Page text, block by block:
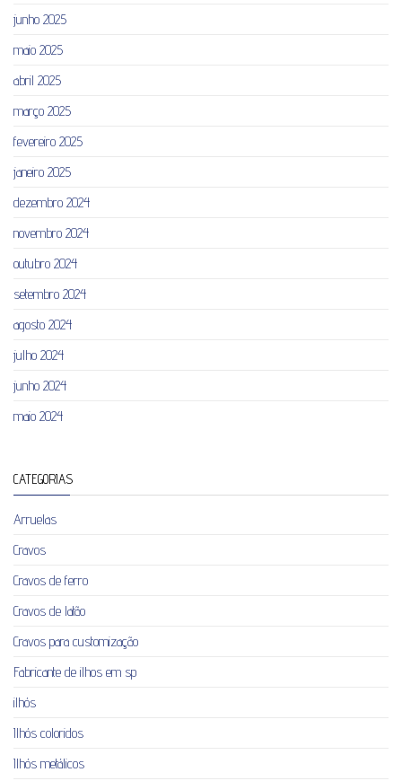
junho 2025
maio 2025
abril 2025
março 2025
fevereiro 2025
janeiro 2025
dezembro 2024
novembro 2024
outubro 2024
setembro 2024
agosto 2024
julho 2024
junho 2024
maio 2024
CATEGORIAS
Arruelas
Cravos
Cravos de ferro
Cravos de latão
Cravos para customização
Fabricante de ilhos em sp
ilhós
Ilhós coloridos
Ilhós metálicos